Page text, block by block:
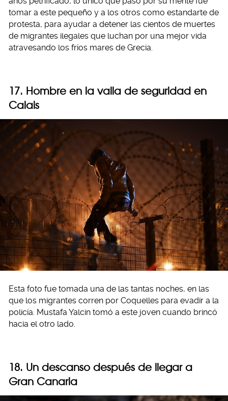
tomar a este pequeño y a los otros como estandarte de
protesta, para ayudar a detener las cientos de muertes
de migrantes ilegales que luchan por una mejor vida
atravesando los fríos mares de Grecia.
17. Hombre en la valla de seguridad en
Calais
Esta foto fue tomada una de las tantas noches, en las
que los migrantes corren por Coquelles para evadir a la
policía. Mustafa Yalcin tomó a este joven cuando brincó
hacia el otro lado.
18. Un descanso después de llegar a
Gran Canaria